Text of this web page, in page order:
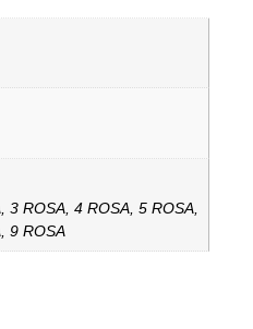
3 ROSA, 4 ROSA, 5 ROSA,
9 ROSA